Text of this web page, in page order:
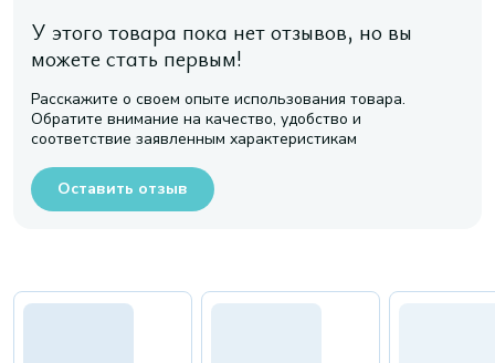
У этого товара пока нет отзывов, но вы
можете стать первым!
Расскажите о своем опыте использования товара.
Обратите внимание на качество, удобство и
соответствие заявленным характеристикам
Оставить отзыв